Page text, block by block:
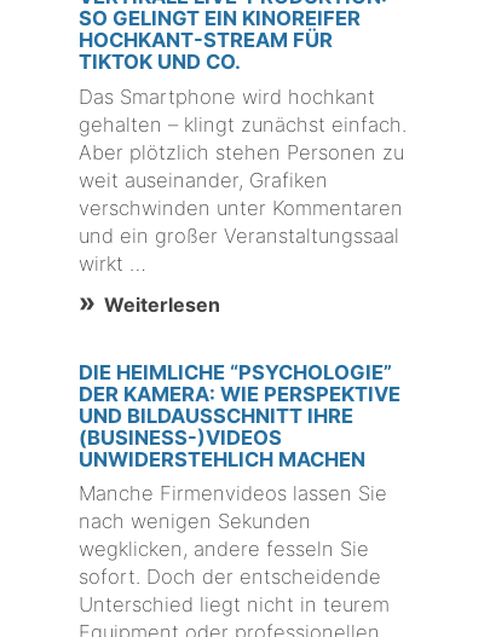
SO GELINGT EIN KINOREIFER
HOCHKANT-STREAM FÜR
TIKTOK UND CO.
Das Smartphone wird hochkant
gehalten – klingt zunächst einfach.
Aber plötzlich stehen Personen zu
weit auseinander, Grafiken
verschwinden unter Kommentaren
und ein großer Veranstaltungssaal
wirkt …
Weiterlesen
DIE HEIMLICHE “PSYCHOLOGIE”
DER KAMERA: WIE PERSPEKTIVE
UND BILDAUSSCHNITT IHRE
(BUSINESS-)VIDEOS
UNWIDERSTEHLICH MACHEN
Manche Firmenvideos lassen Sie
nach wenigen Sekunden
wegklicken, andere fesseln Sie
sofort. Doch der entscheidende
Unterschied liegt nicht in teurem